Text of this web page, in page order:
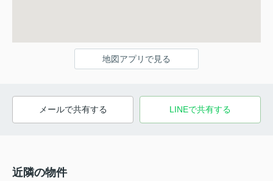
地図アプリで見る
メールで共有する LINEで共有する
近隣の物件